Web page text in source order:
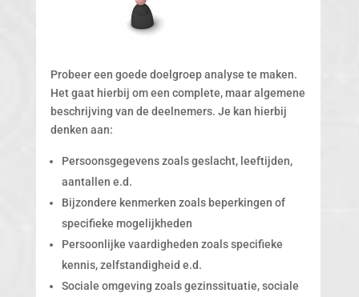
Probeer een goede doelgroep analyse te maken.
Het gaat hierbij om een complete, maar algemene
beschrijving van de deelnemers. Je kan hierbij
denken aan:
Persoonsgegevens zoals geslacht, leeftijden,
aantallen e.d.
Bijzondere kenmerken zoals beperkingen of
specifieke mogelijkheden
Persoonlijke vaardigheden zoals specifieke
kennis, zelfstandigheid e.d.
Sociale omgeving zoals gezinssituatie, sociale